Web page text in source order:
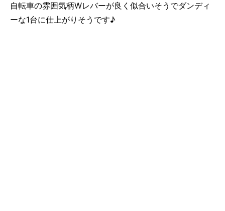
自転車の雰囲気柄Wレバーが良く似合いそうでダンディ
ーな1台に仕上がりそうです♪